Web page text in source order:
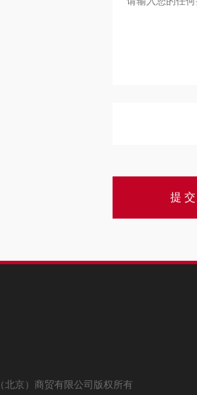
京）商贸有限公司版权所有